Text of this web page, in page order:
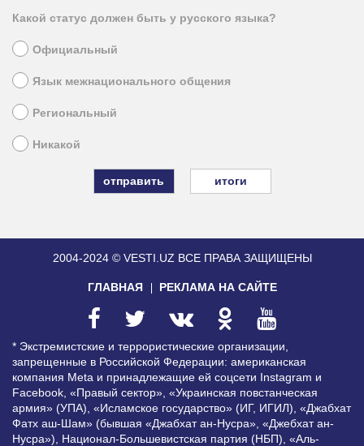
Какой статус должен быть у русского языка?
Официальный
Язык межнационального общения
Региональный
Никакой
итоги
2004-2024 © VESTI.UZ ВСЕ ПРАВА ЗАЩИЩЕНЫ
ГЛАВНАЯ РЕКЛАМА НА САЙТЕ
* Экстремистские и террористические организации,
запрещенные в Российской Федерации: американская
компания Meta и принадлежащие ей соцсети Instagram и
Facebook, «Правый сектор», «Украинская повстанческая
армия» (УПА), «Исламское государство» (ИГ, ИГИЛ), «Джабхат
Фатх аш-Шам» (бывшая «Джабхат ан-Нусра», «Джебхат ан-
Нусра»), Национал-Большевистская партия (НБП), «Аль-